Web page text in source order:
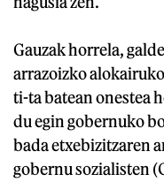
Gauzak horrela,
arrazoizko
ti-ta batean onestea
du egin gobernuko
bada etxebizitzaren
gobernu sozialisten